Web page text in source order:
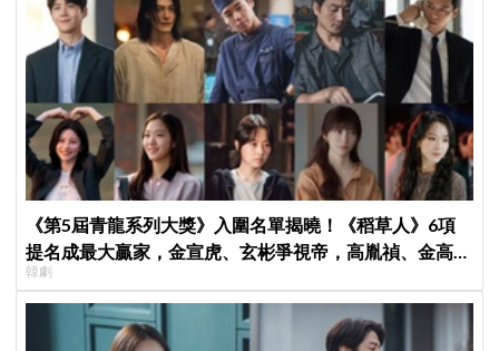
《第5屆青龍系列大獎》入圍名單揭曉！《稻草人》6項
提名成最大贏家，金宣虎、玄彬爭視帝，高胤禎、金高銀
角逐視后！
韓劇